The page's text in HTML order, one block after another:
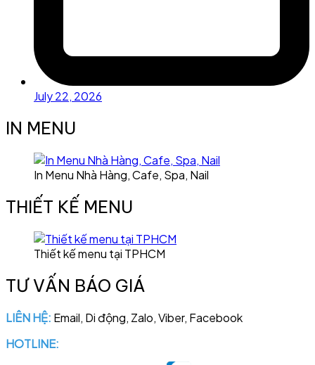
July 22, 2026
IN MENU
In Menu Nhà Hàng, Cafe, Spa, Nail
THIẾT KẾ MENU
Thiết kế menu tại TPHCM
TƯ VẤN BÁO GIÁ
LIÊN HỆ: Email, Di động, Zalo, Viber, Facebook
HOTLINE: